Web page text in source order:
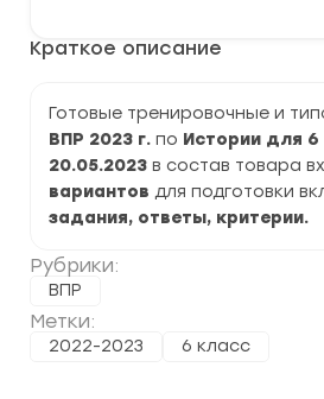
Краткое описание
Готовые тренировочные и
ВПР 2023 г. по Истории для 6
20.05.2023 в состав товара
вариантов для подготовки
задания, ответы, критерии.
Рубрики:
ВПР
Метки:
2022-2023 6 класс
Истории
задания
и
ответы